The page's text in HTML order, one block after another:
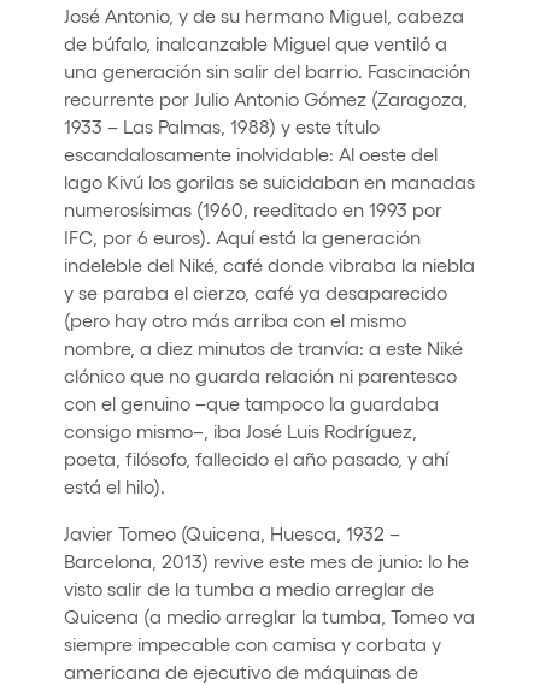
José Antonio, y de su hermano Miguel, cabeza
de búfalo, inalcanzable Miguel que ventiló a
una generación sin salir del barrio. Fascinación
recurrente por Julio Antonio Gómez (Zaragoza,
1933 – Las Palmas, 1988) y este título
escandalosamente inolvidable: Al oeste del
lago Kivú los gorilas se suicidaban en manadas
numerosísimas (1960, reeditado en 1993 por
IFC, por 6 euros). Aquí está la generación
indeleble del Niké, café donde vibraba la niebla
y se paraba el cierzo, café ya desaparecido
(pero hay otro más arriba con el mismo
nombre, a diez minutos de tranvía: a este Niké
clónico que no guarda relación ni parentesco
con el genuino –que tampoco la guardaba
consigo mismo–, iba José Luis Rodríguez,
poeta, filósofo, fallecido el año pasado, y ahí
está el hilo).
Javier Tomeo (Quicena, Huesca, 1932 –
Barcelona, 2013) revive este mes de junio: lo he
visto salir de la tumba a medio arreglar de
Quicena (a medio arreglar la tumba, Tomeo va
siempre impecable con camisa y corbata y
americana de ejecutivo de máquinas de